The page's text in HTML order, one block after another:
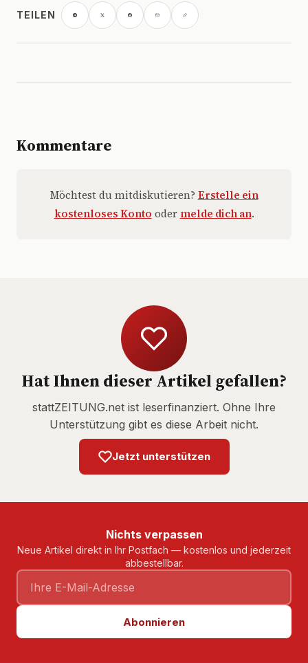
TEILEN
Kommentare
Möchtest du mitdiskutieren? Erstelle ein
kostenloses Konto oder melde dich an.
Hat Ihnen dieser Artikel gefallen?
stattZEITUNG.net ist leserfinanziert. Ohne Ihre
Unterstützung gibt es diese Arbeit nicht.
Jetzt unterstützen
Nichts verpassen
Neue Artikel direkt in Ihr Postfach — kostenlos und jederzeit
abbestellbar.
Abonnieren